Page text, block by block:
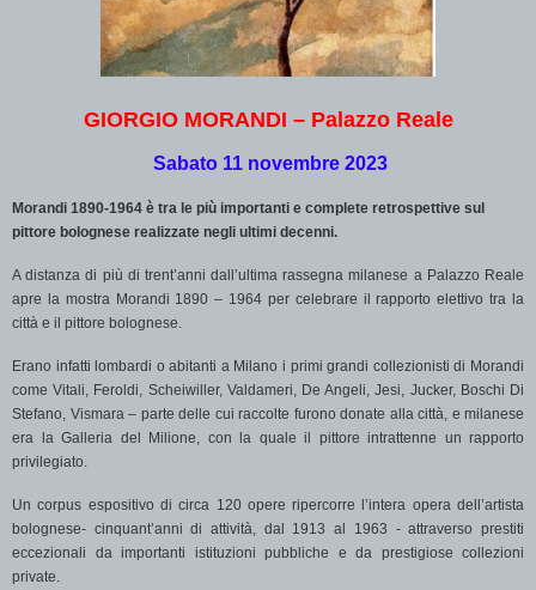
GIORGIO MORANDI – Palazzo Reale
Sabato 11 novembre 2023
Morandi 1890-1964 è tra le più importanti e complete retrospettive sul
pittore bolognese realizzate negli ultimi decenni.
A distanza di più di trent’anni dall’ultima rassegna milanese a Palazzo Reale
apre la mostra Morandi 1890 – 1964 per celebrare il rapporto elettivo tra la
città e il pittore bolognese.
Erano infatti lombardi o abitanti a Milano i primi grandi collezionisti di Morandi
come Vitali, Feroldi, Scheiwiller, Valdameri, De Angeli, Jesi, Jucker, Boschi Di
Stefano, Vismara – parte delle cui raccolte furono donate alla città, e milanese
era la Galleria del Milione, con la quale il pittore intrattenne un rapporto
privilegiato.
Un corpus espositivo di circa 120 opere ripercorre l’intera opera dell’artista
bolognese- cinquant’anni di attività, dal 1913 al 1963 - attraverso prestiti
eccezionali da importanti istituzioni pubbliche e da prestigiose collezioni
private.